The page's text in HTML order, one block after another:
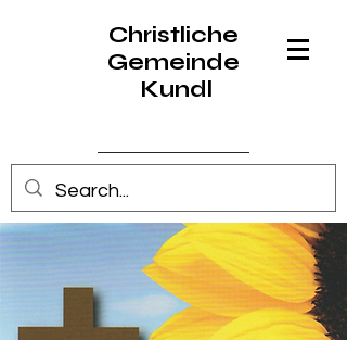
Christliche
Gemeinde
Kundl
Anmelden